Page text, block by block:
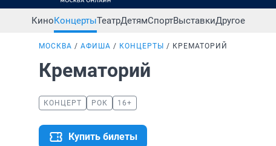
КиноКонцертыТеатрДетямСпортВыставкиДругое
МОСКВА АФИША КОНЦЕРТЫ КРЕМАТОРИЙ
Крематорий
КОНЦЕРТ РОК 16+
Купить билеты